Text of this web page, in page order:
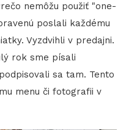
nemôžu použiť "one-
poslali každému
Vyzdvihli v predajni.
rok sme písali
sa tam. Tento
menu či fotografii v